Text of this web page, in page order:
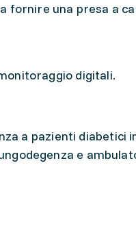
fornire una presa a
digitali.
a pazienti diabetici
e